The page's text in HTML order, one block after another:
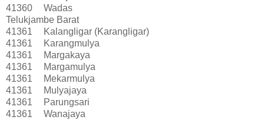
41360
Wadas
Telukjambe Barat
41361
Kalangligar (Karangligar)
41361
Karangmulya
41361
Margakaya
41361
Margamulya
41361
Mekarmulya
41361
Mulyajaya
41361
Parungsari
41361
Wanajaya